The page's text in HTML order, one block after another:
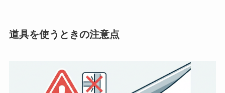
道具を使うときの注意点